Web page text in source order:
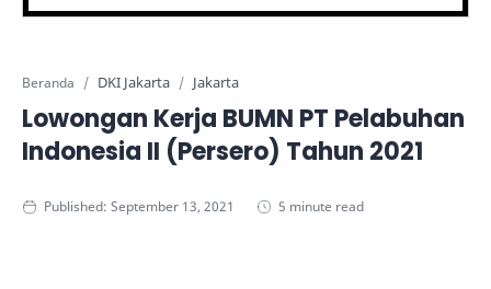
Beranda DKI Jakarta Jakarta
Lowongan Kerja BUMN PT Pelabuhan
Indonesia II (Persero) Tahun 2021
5 minute read